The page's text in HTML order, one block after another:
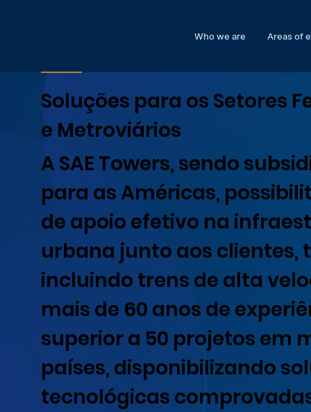
Who we are Areas of
A SAE Towers, sendo
para as Américas,
de apoio efetivo na
urbana junto aos clientes,
incluindo trens de alta
mais de 60 anos de
superior a 50 projetos em
países, disponibilizando
tecnológicas
Soluções para os Setores
e Metroviários